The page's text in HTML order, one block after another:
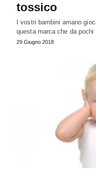
tossico
I vostri bambini amano
questa marca che da
29 Giugno 2018